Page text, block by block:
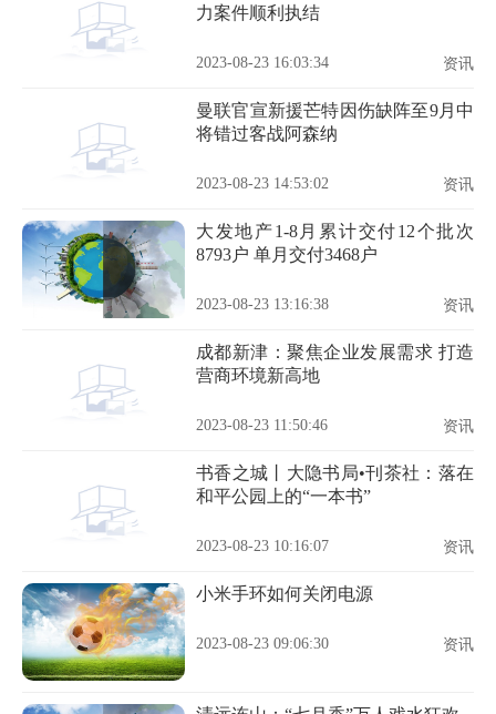
力案件顺利执结
2023-08-23 16:03:34 资讯
曼联官宣新援芒特因伤缺阵至9月中
将错过客战阿森纳
2023-08-23 14:53:02 资讯
大发地产1-8月累计交付12个批次
8793户 单月交付3468户
2023-08-23 13:16:38 资讯
成都新津：聚焦企业发展需求 打造
营商环境新高地
2023-08-23 11:50:46 资讯
书香之城丨大隐书局•刊茶社：落在
和平公园上的“一本书”
2023-08-23 10:16:07 资讯
小米手环如何关闭电源
2023-08-23 09:06:30 资讯